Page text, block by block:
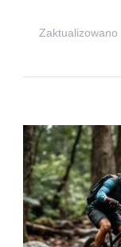
Zaktualizowano